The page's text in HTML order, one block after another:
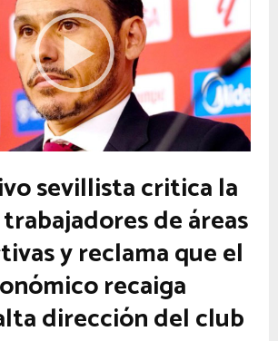
sevillista critica la
de áreas
y reclama que el
recaiga
dirección del club